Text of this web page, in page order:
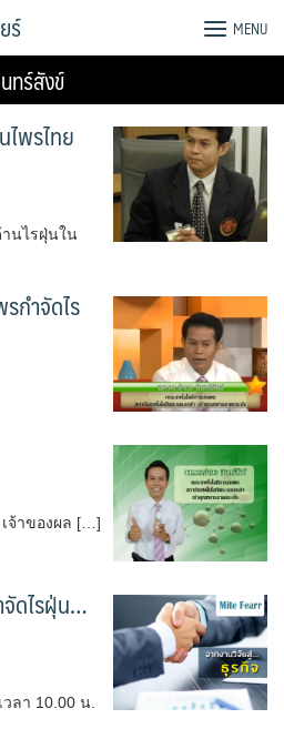
ร์ MENU
ทร์สังข์
ไพรไทย
นไรฝุ่นใน
กำจัดไร
เจ้าของผล […]
จัดไรฝุ่น…
ลา 10.00 น.